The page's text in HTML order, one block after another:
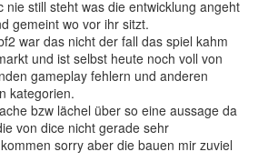
nie still steht was die entwicklung angeht
gemeint wo vor ihr sitzt.
war das nicht der fall das spiel kahm
und ist selbst heute noch voll von
gameplay fehlern und anderen
kategorien.
bzw lächel über so eine aussage da
von dice nicht gerade sehr
sorry aber die bauen mir zuviel